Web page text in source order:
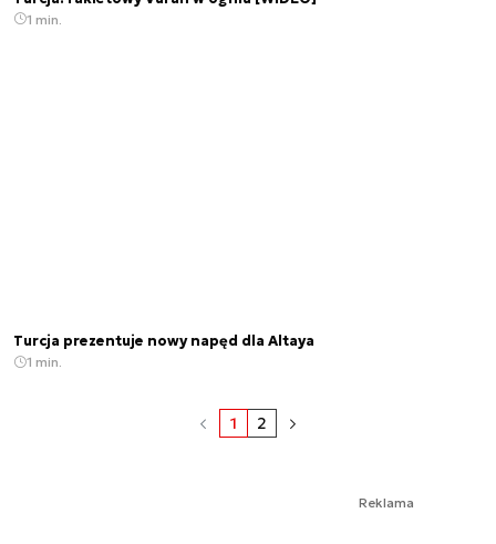
1 min.
Turcja prezentuje nowy napęd dla Altaya
1 min.
1 2
Reklama